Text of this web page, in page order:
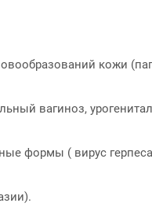
кожи
вагиноз,
формы ( вирус